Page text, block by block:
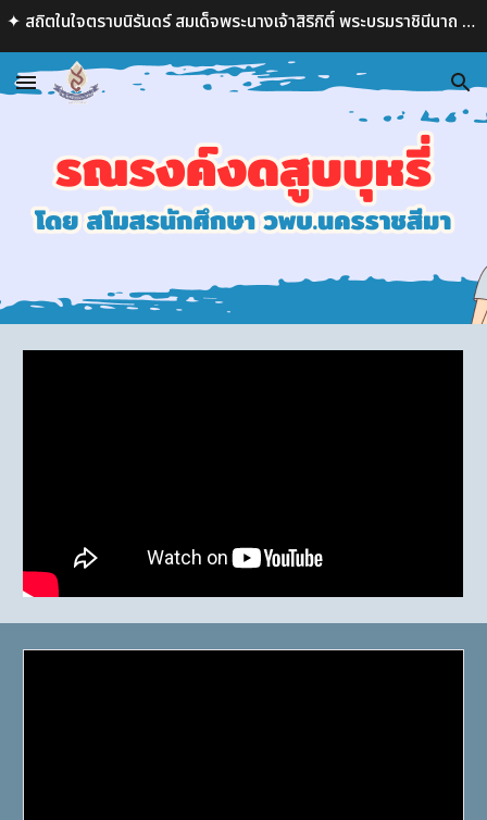
✦ สถิตในใจตราบนิรันดร์ สมเด็จพระนางเจ้าสิริกิติ์ พระบรมราชินีนาถ พระบรมราชชนนีพันปีหลวง ✦